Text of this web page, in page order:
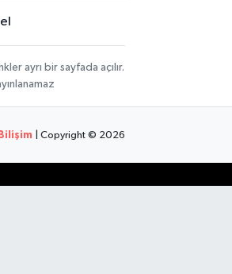
ayrı bir sayfada açılır.
| Copyright © 2026